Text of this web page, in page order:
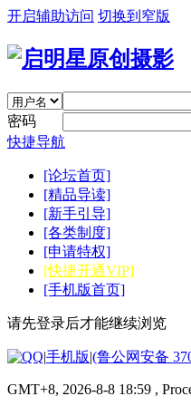
开启辅助访问 切换到窄版
密码
快捷导航
[论坛首页]
[精品导读]
[新手引导]
[各类制度]
[申请特权]
[快捷开通VIP]
[手机版首页]
请先登录后才能继续浏览
|手机版|(鲁公网安备
GMT+8, 2026-8-8 18:59 ,